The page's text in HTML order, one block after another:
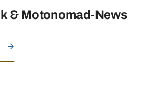
& Motonomad-News